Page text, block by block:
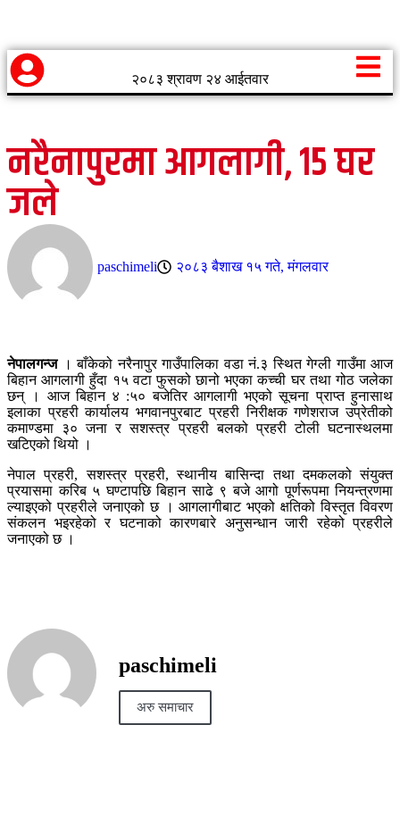
२०८३ श्रावण २४ आईतवार
नरैनापुरमा आगलागी, १५ घर
जले
paschimeli २०८३ बैशाख १५ गते, मंगलवार
नेपालगन्ज। बाँकेको नरैनापुर गाउँपालिका वडा नं.३ स्थित गेग्ली गाउँमा आज
बिहान आगलागी हुँदा १५ वटा फुसको छानो भएका कच्ची घर तथा गोठ जलेका
छन् । आज बिहान ४ :५० बजेतिर आगलागी भएको सूचना प्राप्त हुनासाथ
इलाका प्रहरी कार्यालय भगवानपुरबाट प्रहरी निरीक्षक गणेशराज उप्रेतीको
कमाण्डमा ३० जना र सशस्त्र प्रहरी बलको प्रहरी टोली घटनास्थलमा
खटिएको थियो ।
नेपाल प्रहरी, सशस्त्र प्रहरी, स्थानीय बासिन्दा तथा दमकलको संयुक्त
प्रयासमा करिब ५ घण्टापछि बिहान साढे ९ बजे आगो पूर्णरूपमा नियन्त्रणमा
ल्याइएको प्रहरीले जनाएको छ । आगलागीबाट भएको क्षतिको विस्तृत विवरण
संकलन भइरहेको र घटनाको कारणबारे अनुसन्धान जारी रहेको प्रहरीले
जनाएको छ ।
paschimeli
अरु समाचार